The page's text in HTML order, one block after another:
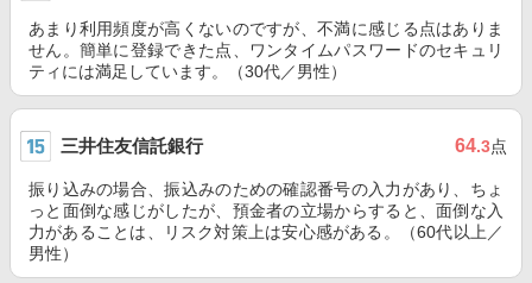
あまり利用頻度が高くないのですが、不満に感じる点はありま
せん。簡単に登録できた点、ワンタイムパスワードのセキュリ
ティには満足しています。（30代／男性）
三井住友信託銀行 64.3点
振り込みの場合、振込みのための確認番号の入力があり、ちょ
っと面倒な感じがしたが、預金者の立場からすると、面倒な入
力があることは、リスク対策上は安心感がある。（60代以上／
男性）